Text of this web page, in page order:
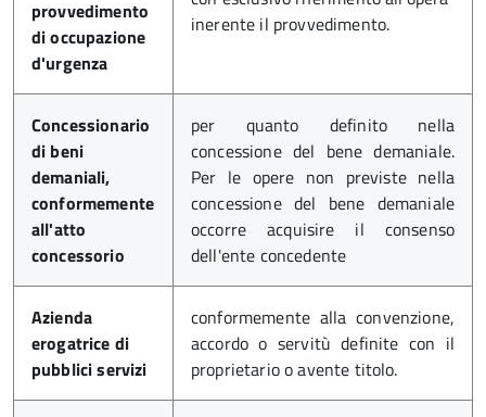
provvedimento
di occupazione
d'urgenza
inerente il provvedimento.
Concessionario
di beni
demaniali,
conformemente
all'atto
concessorio
per quanto definito nella
concessione del bene demaniale.
Per le opere non previste nella
concessione del bene demaniale
occorre acquisire il consenso
dell'ente concedente
Azienda
erogatrice di
pubblici servizi
conformemente alla convenzione,
accordo o servitù definite con il
proprietario o avente titolo.